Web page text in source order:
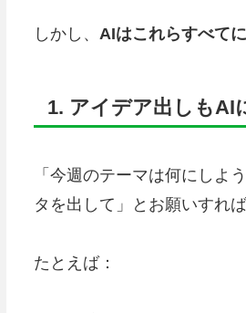
しかし、 AIはこれらすべて
1. アイデア出しもAI
「今週のテーマは何にしよ
タを出して」とお願いすれ
たとえば：